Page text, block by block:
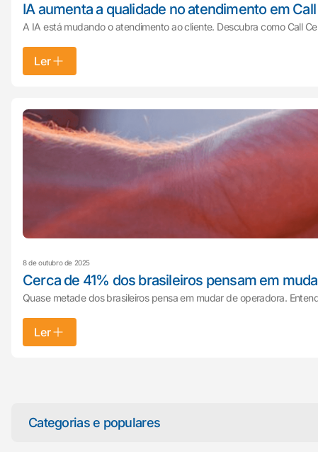
IA aumenta a qualidade no atendimento em
A IA está mudando o atendimento ao cliente. Descubra como Call
Ler
8 de outubro de 2025
Cerca de 41% dos brasileiros pensam em
Quase metade dos brasileiros pensa em mudar de operadora.
Ler
Categorias e populares